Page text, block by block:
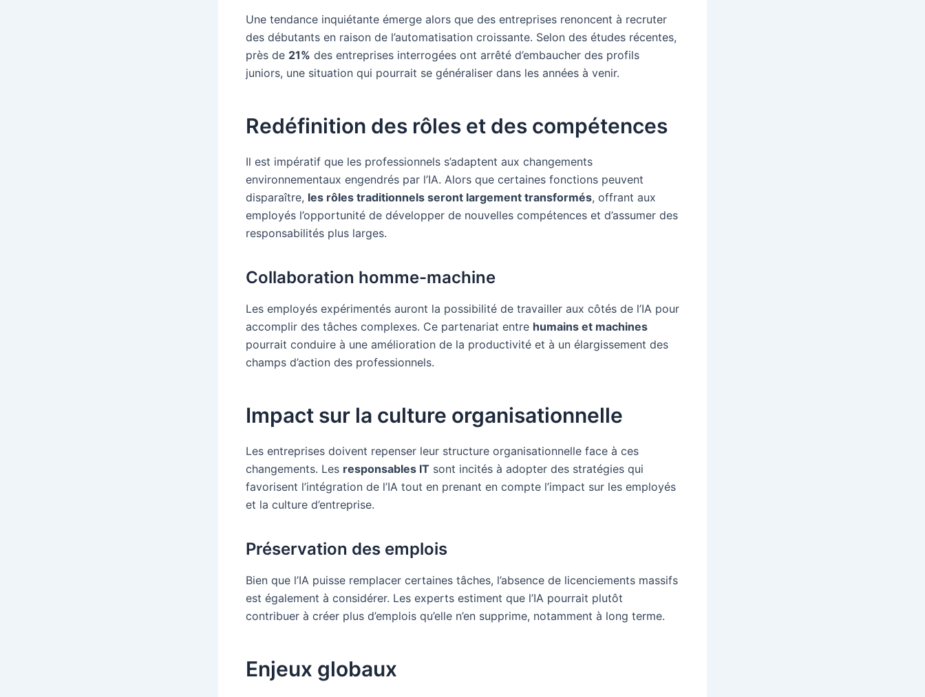
Une tendance inquiétante émerge alors que des entreprises renoncent à recruter
des débutants en raison de l’automatisation croissante. Selon des études récentes,
près de 21% des entreprises interrogées ont arrêté d’embaucher des profils
juniors, une situation qui pourrait se généraliser dans les années à venir.
Redéfinition des rôles et des compétences
Il est impératif que les professionnels s’adaptent aux changements
environnementaux engendrés par l’IA. Alors que certaines fonctions peuvent
disparaître, les rôles traditionnels seront largement transformés, offrant aux
employés l’opportunité de développer de nouvelles compétences et d’assumer des
responsabilités plus larges.
Collaboration homme-machine
Les employés expérimentés auront la possibilité de travailler aux côtés de l’IA pour
accomplir des tâches complexes. Ce partenariat entre humains et machines
pourrait conduire à une amélioration de la productivité et à un élargissement des
champs d’action des professionnels.
Impact sur la culture organisationnelle
Les entreprises doivent repenser leur structure organisationnelle face à ces
changements. Les responsables IT sont incités à adopter des stratégies qui
favorisent l’intégration de l’IA tout en prenant en compte l’impact sur les employés
et la culture d’entreprise.
Préservation des emplois
Bien que l’IA puisse remplacer certaines tâches, l’absence de licenciements massifs
est également à considérer. Les experts estiment que l’IA pourrait plutôt
contribuer à créer plus d’emplois qu’elle n’en supprime, notamment à long terme.
Enjeux globaux